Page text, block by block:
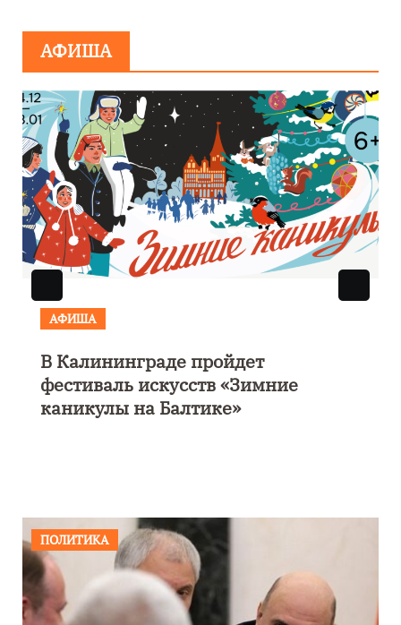
АФИША
АФИША
В Калининграде пройдет
фестиваль искусств «Зимние
каникулы на Балтике»
ПОЛИТИКА